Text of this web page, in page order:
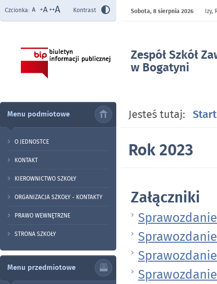
Zespół Szkół
w Bogatyni
Czcionka: Kontrast Sobota,8 sierpnia 2026 Izy,
Menu podmiotowe
O JEDNOSTCE
KONTAKT
KIEROWNICTWO SZKOŁY
ORGANIZACJA SZKOŁY - KONTAKTY
PRAWO WEWNĘTRZNE
STRONA SZKOŁY
Menu przedmiotowe
Jesteś tutaj: Start
Rok 2023
Załączniki